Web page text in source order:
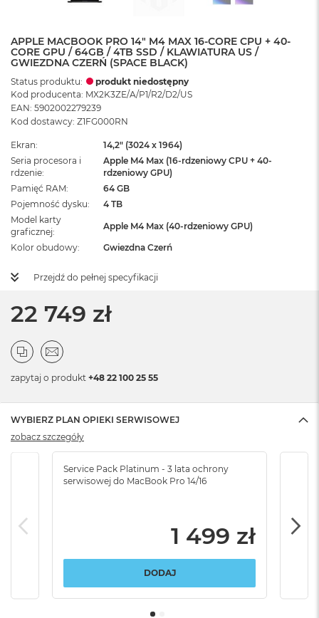
APPLE MACBOOK PRO 14" M4 MAX 16-CORE CPU + 40-
CORE GPU / 64GB / 4TB SSD / KLAWIATURA US /
GWIEZDNA CZERŃ (SPACE BLACK)
Status produktu:
produkt niedostępny
Kod producenta: MX2K3ZE/A/P1/R2/D2/US
EAN: 5902002279239
Kod dostawcy: Z1FG000RN
Ekran
14,2" (3024 x 1964)
Seria procesora i
rdzenie
Apple M4 Max (16-rdzeniowy CPU + 40-
rdzeniowy GPU)
Pamięć RAM
64 GB
Pojemność dysku
4 TB
Model karty
graficznej
Apple M4 Max (40-rdzeniowy GPU)
Kolor obudowy Gwiezdna Czerń
Przejdź do pełnej specyfikacji
22 749 zł
zapytaj o produkt +48 22 100 25 55
WYBIERZ PLAN OPIEKI SERWISOWEJ
Service Pack Platinum - 3 lata ochrony
serwisowej do MacBook Pro 14/16
1 499 zł
DODAJ
zobacz szczegóły